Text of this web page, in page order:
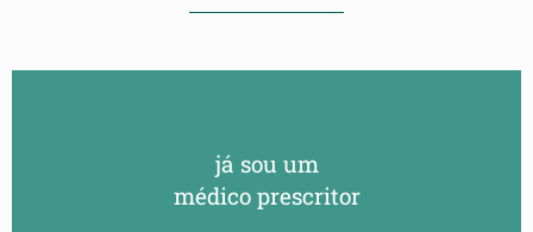
já sou um
médico prescritor